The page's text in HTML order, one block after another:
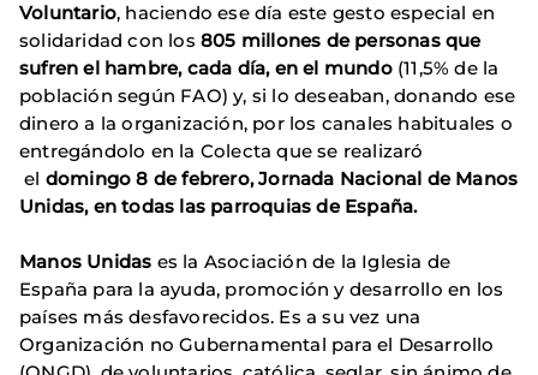
Voluntario, haciendo ese día este gesto especial en
solidaridad con los 805 millones de personas que
sufren el hambre, cada día, en el mundo(11,5% de la
población según FAO) y, si lo deseaban, donando ese
dinero a la organización, por los canales habituales o
entregándolo en la Colecta que se realizaró
el domingo 8 de febrero, Jornada Nacional de Manos
Unidas, en todas las parroquias de España.
Manos Unidas es la Asociación de la Iglesia de
España para la ayuda, promoción y desarrollo en los
países más desfavorecidos. Es a su vez una
Organización no Gubernamental para el Desarrollo